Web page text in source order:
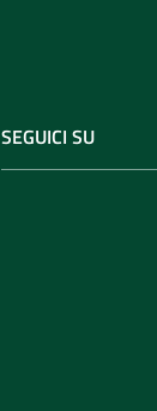
SEGUICI SU